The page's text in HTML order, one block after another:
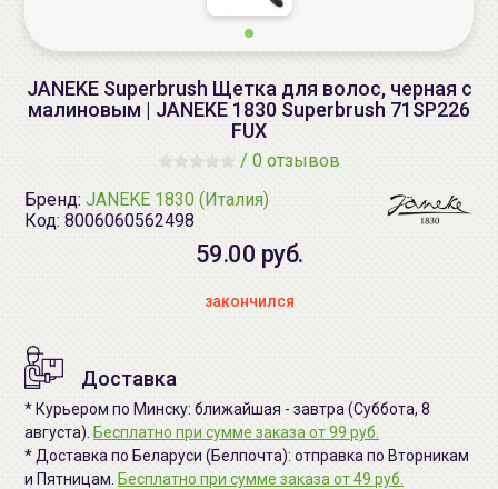
JANEKE Superbrush Щетка для волос, черная с
малиновым | JANEKE 1830 Superbrush 71SP226
FUX
/ 0 отзывов
Бренд: JANEKE 1830 (Италия)
Код: 8006060562498
59.00 руб.
закончился
Доставка
* Курьером по Минску: ближайшая - завтра (Суббота, 8
августа). Бесплатно при сумме заказа от 99 руб.
* Доставка по Беларуси (Белпочта): отправка по Вторникам
и Пятницам. Бесплатно при сумме заказа от 49 руб.